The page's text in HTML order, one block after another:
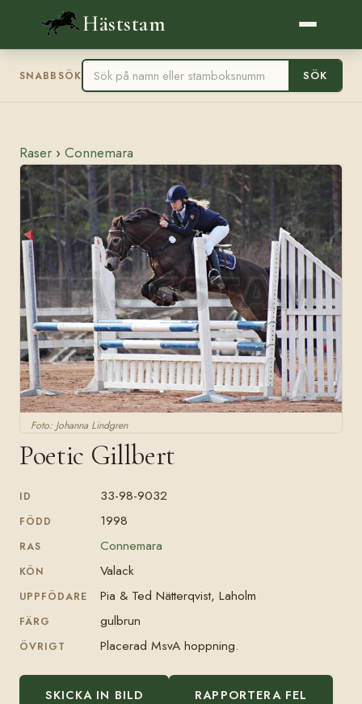
Häststam
SNABBSÖK SÖK
Raser › Connemara
Foto: Johanna Lindgren
Poetic Gillbert
ID 33-98-9032
FÖDD 1998
RAS Connemara
KÖN Valack
UPPFÖDARE Pia & Ted Nätterqvist, Laholm
FÄRG gulbrun
ÖVRIGT Placerad MsvA hoppning.
SKICKA IN BILD RAPPORTERA FEL